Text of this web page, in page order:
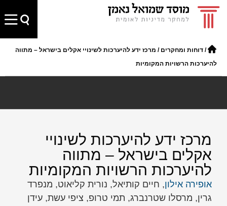
/ דוחות ומחקרים / מרכז ידע להיערכות לשינויי אקלים בישראל – מתווה
להיערכות הרשויות המקומיות
מרכז ידע להיערכות לשינויי
אקלים בישראל – מתווה
להיערכות הרשויות המקומיות
אופירה אילון, חיים קותיאל, נורית קליאוט, מנפרד
גרין, מרסלו שטרנברג, תמי טרופ, ציפי עשת, עידן